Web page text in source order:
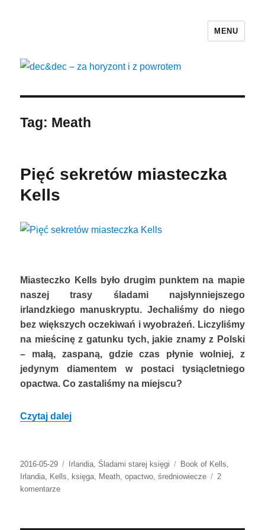
dec&dec – za horyzont i z powrotem
MENU
Tag: Meath
Pięć sekretów miasteczka
Kells
Miasteczko Kells było drugim punktem na mapie
naszej trasy śladami najsłynniejszego
irlandzkiego manuskryptu. Jechaliśmy do niego
bez większych oczekiwań i wyobrażeń. Liczyliśmy
na mieścinę z gatunku tych, jakie znamy z Polski
– małą, zaspaną, gdzie czas płynie wolniej, z
jedynym diamentem w postaci tysiącletniego
opactwa. Co zastaliśmy na miejscu?
Czytaj dalej
Opublikowano
2016-05-29 Kategorie
Irlandia,Śladami starej księgi Tagi
Book of Kells,
Irlandia, Kells, księga, Meath,opactwo,średniowiecze
2
komentarze
miasteczka